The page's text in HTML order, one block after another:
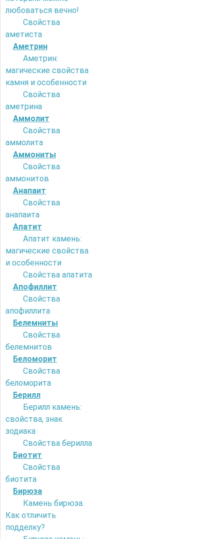
любоваться вечно!
Свойства
аметиста
Аметрин
Аметрин:
магические свойства
камня и особенности
Свойства
аметрина
Аммолит
Свойства
аммолита
Аммониты
Свойства
аммонитов
Анапаит
Свойства
анапаита
Апатит
Апатит камень:
магические свойства
и особенности
Свойства апатита
Апофиллит
Свойства
апофиллита
Белемниты
Свойства
белемнитов
Беломорит
Свойства
беломорита
Берилл
Берилл камень:
свойства, знак
зодиака
Свойства берилла
Биотит
Свойства
биотита
Бирюза
Камень бирюза.
Как отличить
подделку?